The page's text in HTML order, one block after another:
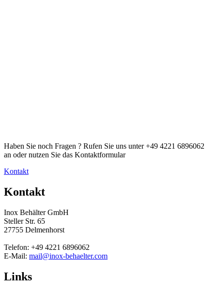
Haben Sie noch Fragen ? Rufen Sie uns unter +49 4221 6896062
an oder nutzen Sie das Kontaktformular
Kontakt
Kontakt
Inox Behälter GmbH
Steller Str. 65
27755 Delmenhorst
Telefon: +49 4221 6896062
E-Mail: mail@inox-behaelter.com
Links